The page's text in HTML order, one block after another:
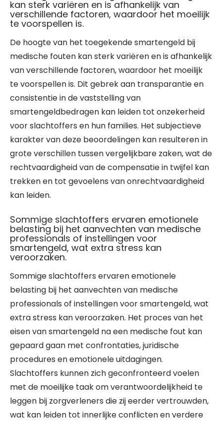
kan sterk variëren en is afhankelijk van
verschillende factoren, waardoor het moeilijk
te voorspellen is.
De hoogte van het toegekende smartengeld bij
medische fouten kan sterk variëren en is afhankelijk
van verschillende factoren, waardoor het moeilijk
te voorspellen is. Dit gebrek aan transparantie en
consistentie in de vaststelling van
smartengeldbedragen kan leiden tot onzekerheid
voor slachtoffers en hun families. Het subjectieve
karakter van deze beoordelingen kan resulteren in
grote verschillen tussen vergelijkbare zaken, wat de
rechtvaardigheid van de compensatie in twijfel kan
trekken en tot gevoelens van onrechtvaardigheid
kan leiden.
Sommige slachtoffers ervaren emotionele
belasting bij het aanvechten van medische
professionals of instellingen voor
smartengeld, wat extra stress kan
veroorzaken.
Sommige slachtoffers ervaren emotionele
belasting bij het aanvechten van medische
professionals of instellingen voor smartengeld, wat
extra stress kan veroorzaken. Het proces van het
eisen van smartengeld na een medische fout kan
gepaard gaan met confrontaties, juridische
procedures en emotionele uitdagingen.
Slachtoffers kunnen zich geconfronteerd voelen
met de moeilijke taak om verantwoordelijkheid te
leggen bij zorgverleners die zij eerder vertrouwden,
wat kan leiden tot innerlijke conflicten en verdere